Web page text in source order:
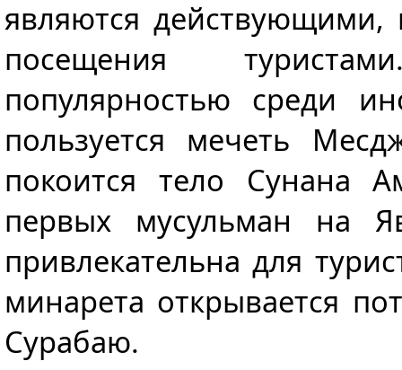
являются
посещения
популярностью среди
пользуется мечеть
покоится тело Сунана
первых мусульман на
привлекательна для
минарета открывается
Сурабаю.